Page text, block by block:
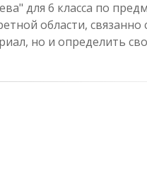
для 6 класса по
области,
но и определить